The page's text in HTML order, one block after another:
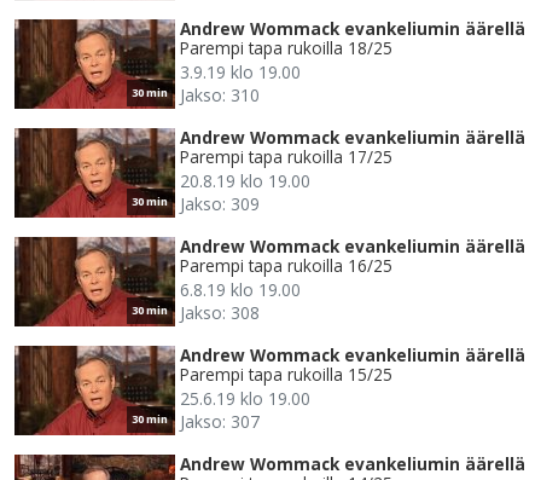
30 min
Andrew Wommack evankeliumin äärellä
Parempi tapa rukoilla 18/25
3.9.19 klo 19.00
Jakso: 310
30 min
Andrew Wommack evankeliumin äärellä
Parempi tapa rukoilla 17/25
20.8.19 klo 19.00
Jakso: 309
30 min
Andrew Wommack evankeliumin äärellä
Parempi tapa rukoilla 16/25
6.8.19 klo 19.00
Jakso: 308
30 min
Andrew Wommack evankeliumin äärellä
Parempi tapa rukoilla 15/25
25.6.19 klo 19.00
Jakso: 307
Andrew Wommack evankeliumin äärellä